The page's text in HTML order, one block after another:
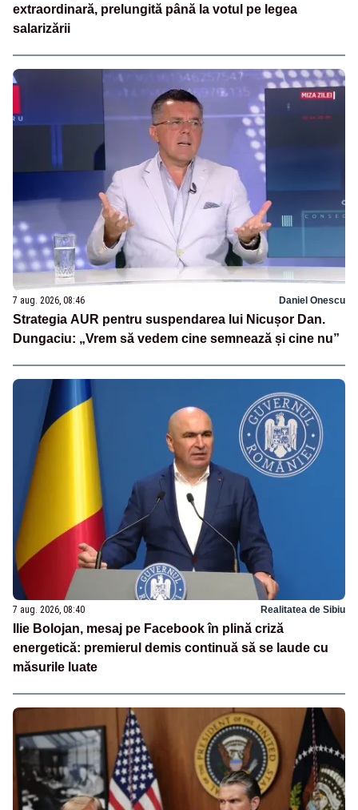
extraordinară, prelungită până la votul pe legea
salarizării
7 aug. 2026, 08:46 Daniel Onescu
Strategia AUR pentru suspendarea lui Nicușor Dan.
Dungaciu: „Vrem să vedem cine semnează și cine nu”
7 aug. 2026, 08:40 Realitatea de Sibiu
Ilie Bolojan, mesaj pe Facebook în plină criză
energetică: premierul demis continuă să se laude cu
măsurile luate